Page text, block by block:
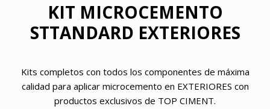
KIT MICROCEMENTO
STTANDARD EXTERIORES
Kits completos con todos los componentes de máxima
calidad para aplicar microcemento en EXTERIORES con
productos exclusivos de TOP CIMENT.